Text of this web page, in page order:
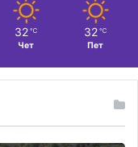
32 ℃
Чет
32 ℃
Пет